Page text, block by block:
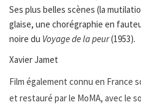
Ses plus belles scènes (la
glaise, une chorégraphie en
noire du Voyage de la peur(1953).
Xavier Jamet
Film également connu en France
et restauré par le MoMA, avec le